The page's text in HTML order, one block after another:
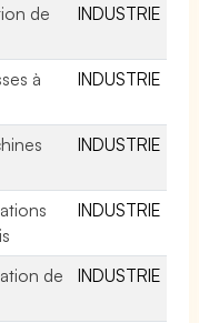
de
INDUSTRIE
à
INDUSTRIE
INDUSTRIE
INDUSTRIE
de
INDUSTRIE